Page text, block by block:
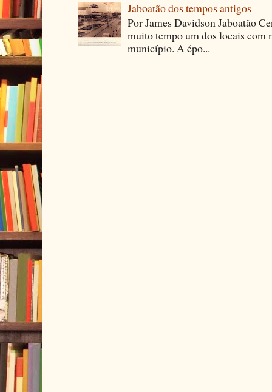
Jaboatão dos tempos antigos
Por James Davidson Jaboatão
muito tempo um dos locais com
município. A épo...